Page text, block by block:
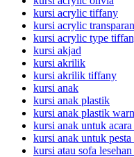
kursi acrylic tiffany
kursi acrylic
kursi acrylic type
kursi akjad
kursi akrilik
kursi akrilik tiffany
kursi anak
kursi anak plastik
kursi anak plastik
kursi anak untuk acara
kursi anak untuk pesta
kursi atau sofa